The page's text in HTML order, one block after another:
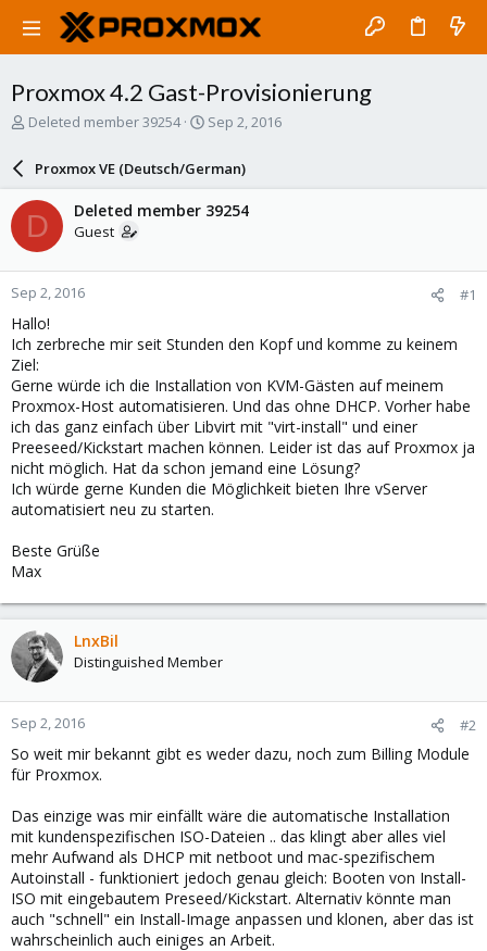
Proxmox 4.2 Gast-Provisionierung
T
a
d
s
t
a
r
t
e
r
Deleted member 39254
S
r
d
e
Sep 2, 2016
Proxmox VE (Deutsch/German)
D Deleted member 39254
Guest
Sep 2, 2016 #1
Hallo!
Ich zerbreche mir seit Stunden den Kopf und komme zu keinem
Ziel:
Gerne würde ich die Installation von KVM-Gästen auf meinem
Proxmox-Host automatisieren. Und das ohne DHCP. Vorher habe
ich das ganz einfach über Libvirt mit "virt-install" und einer
Preeseed/Kickstart machen können. Leider ist das auf Proxmox ja
nicht möglich. Hat da schon jemand eine Lösung?
Ich würde gerne Kunden die Möglichkeit bieten Ihre vServer
automatisiert neu zu starten.
Beste Grüße
Max
LnxBil
Distinguished Member
Sep 2, 2016 #2
So weit mir bekannt gibt es weder dazu, noch zum Billing Module
für Proxmox.
Das einzige was mir einfällt wäre die automatische Installation
mit kundenspezifischen ISO-Dateien .. das klingt aber alles viel
mehr Aufwand als DHCP mit netboot und mac-spezifischem
Autoinstall - funktioniert jedoch genau gleich: Booten von Install-
ISO mit eingebautem Preseed/Kickstart. Alternativ könnte man
auch "schnell" ein Install-Image anpassen und klonen, aber das ist
wahrscheinlich auch einiges an Arbeit.